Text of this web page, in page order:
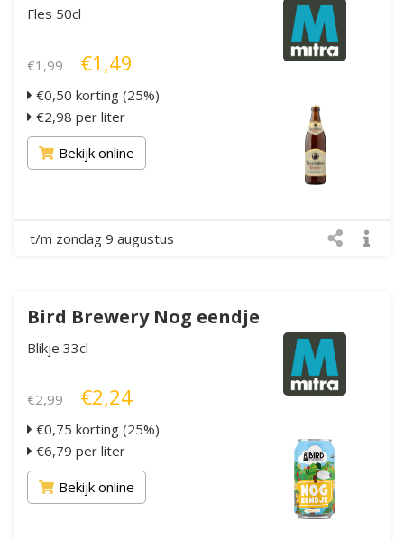
Fles 50cl
€1,99 €1,49
€0,50 korting (25%)
€2,98 per liter
Bekijk online
t/m zondag 9 augustus
Bird Brewery Nog eendje
Blikje 33cl
€2,99 €2,24
€0,75 korting (25%)
€6,79 per liter
Bekijk online